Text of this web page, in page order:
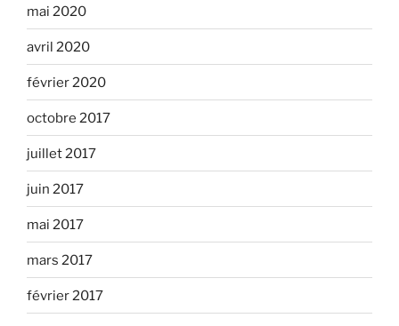
mai 2020
avril 2020
février 2020
octobre 2017
juillet 2017
juin 2017
mai 2017
mars 2017
février 2017